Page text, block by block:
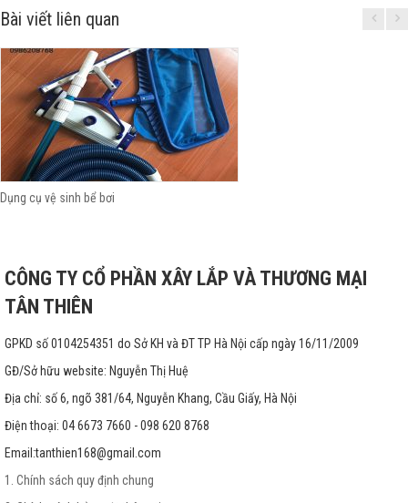
Bài viết liên quan
Dụng cụ vệ sinh bể bơi
CÔNG TY CỔ PHẦN XÂY LẮP VÀ THƯƠNG MẠI
TÂN THIÊN
GPKD số 0104254351 do Sở KH và ĐT TP Hà Nội cấp ngày 16/11/2009
GĐ/Sở hữu website: Nguyễn Thị Huệ
Địa chỉ: số 6, ngõ 381/64, Nguyễn Khang, Cầu Giấy, Hà Nội
Điện thoại: 04 6673 7660 - 098 620 8768
Email:tanthien168@gmail.com
1. Chính sách quy định chung